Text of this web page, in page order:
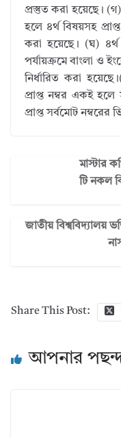
প্রস্তুত করা হয়েছে।
হলে ৪র্থ বিষয়সহ
করা হয়েছে। (ঘ)
পর্যায়ক্রমে বাংলা ও
নির্ধারিত করা
প্রাপ্ত নম্বর একই হলে
প্রাপ্ত সর্বমোট নম্বরের
মাস্টার
টি নকল
জাতীয় বিশ্ববিদ্যালয়
Share This Post:
আপনার